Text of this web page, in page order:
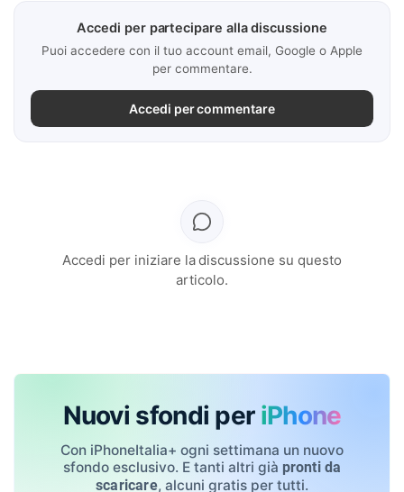
Accedi per partecipare alla discussione
Puoi accedere con il tuo account email, Google o Apple
per commentare.
Accedi per commentare
Accedi per iniziare la discussione su questo
articolo.
Nuovi sfondi per iPhone
Con iPhoneItalia+ ogni settimana un nuovo
sfondo esclusivo. E tanti altri già pronti da
scaricare, alcuni gratis per tutti.